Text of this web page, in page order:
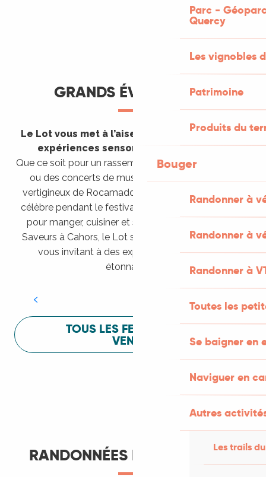
Parc -
Quercy
Les vignobles
Patrimoine
Produits du
Bouger
Randonner à
Randonner à
Randonner à
Toutes les
Se baigner en
Naviguer en
Autres
Les trails
GRANDS ÉVÈNEMENTS
Le Lot vous met à l’aise en vous invitant à des
expériences sensorielles étonnantes !
Que ce soit pour un rassemblement de montgolfières
ou des concerts de musique sacrée dans le site
vertigineux de Rocamadour, pour écouter un opéra
célèbre pendant le festival de Saint-Céré ou encore
pour manger, cuisiner et s’amuser pendant Lot of
Saveurs à Cahors, le Lot sait vous mettre à l’aise en
vous invitant à des expériences sensorielles
étonnantes !
Festival Lot of Saveurs
TOUS LES FESTIVALS À
VENIR
RANDONNÉES ET ITINÉRANCE